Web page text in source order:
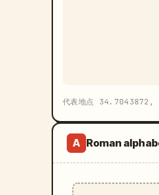
代表地点
A Roman